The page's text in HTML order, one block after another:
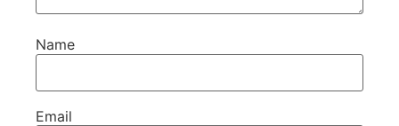
Name
Email